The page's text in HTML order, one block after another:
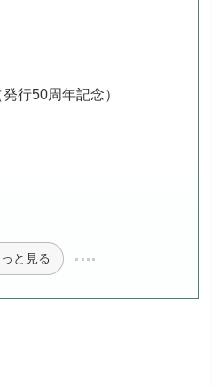
行50周年記念）
と見る